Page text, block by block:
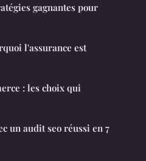
gagnantes pour
l'assurance est
: les choix qui
un audit seo réussi en 7